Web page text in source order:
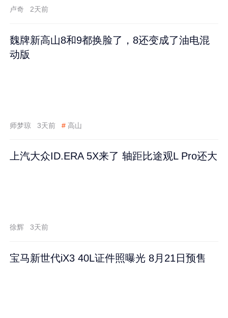
卢奇 2天前
魏牌新高山8和9都换脸了，8还变成了油电混
动版
师梦琼 3天前 # 高山
上汽大众ID.ERA 5X来了 轴距比途观L Pro还大
徐辉 3天前
宝马新世代iX3 40L证件照曝光 8月21日预售